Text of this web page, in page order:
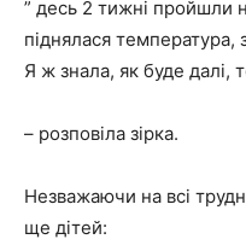
” десь 2 тижні пройшли
піднялася температура,
Я ж знала, як буде далі,
– розповіла зірка.
Незважаючи на всі
ще дітей: